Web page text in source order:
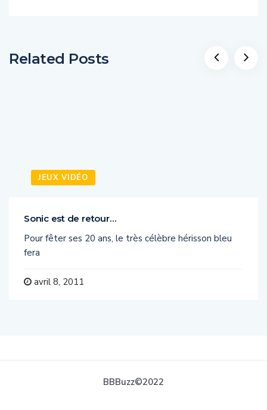
Related Posts
JEUX VIDÉO
Sonic est de retour…
Pour fêter ses 20 ans, le très célèbre hérisson bleu
fera
avril 8, 2011
BBBuzz©2022